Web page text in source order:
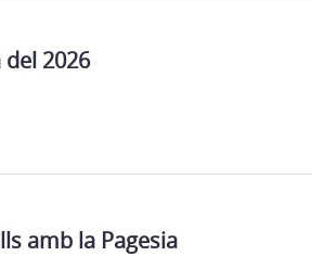
2026
amb la Pagesia